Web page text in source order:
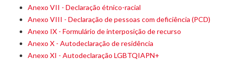
Anexo VII - Declaração étnico-racial
Anexo VIII - Declaração de pessoas com deficiência (PCD)
Anexo IX - Formulário de interposição de recurso
Anexo X - Autodeclaração de residência
Anexo XI - Autodeclaração LGBTQIAPN+